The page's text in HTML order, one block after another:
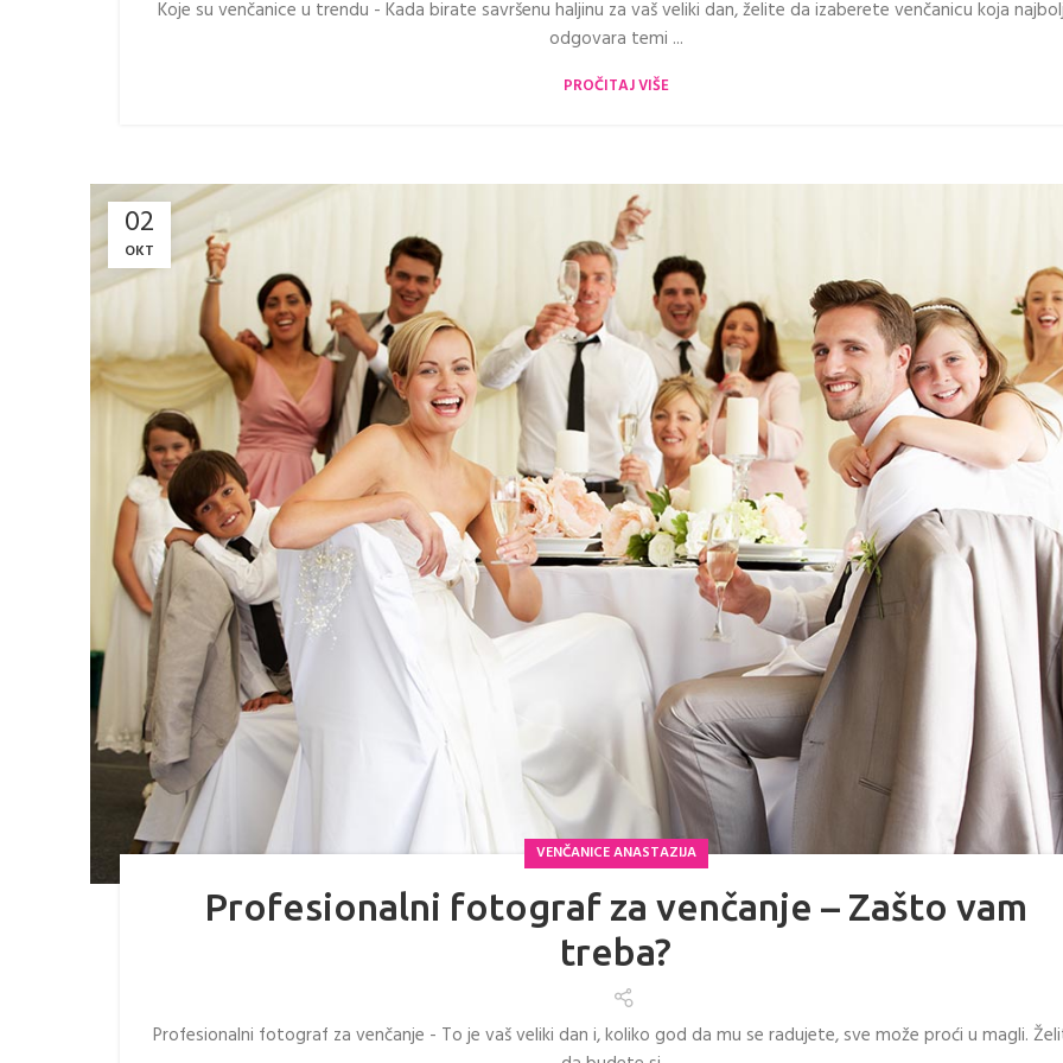
Koje su venčanice u trendu - Kada birate savršenu haljinu za vaš veliki dan, želite da izaberete venčanicu koja
odgovara temi ...
PROČITAJ VIŠE
02
OKT
VENČANICE ANASTAZIJA
Profesionalni fotograf za venčanje – Zašto vam
treba?
Profesionalni fotograf za venčanje - To je vaš veliki dan i, koliko god da mu se radujete, sve može proći u magli.